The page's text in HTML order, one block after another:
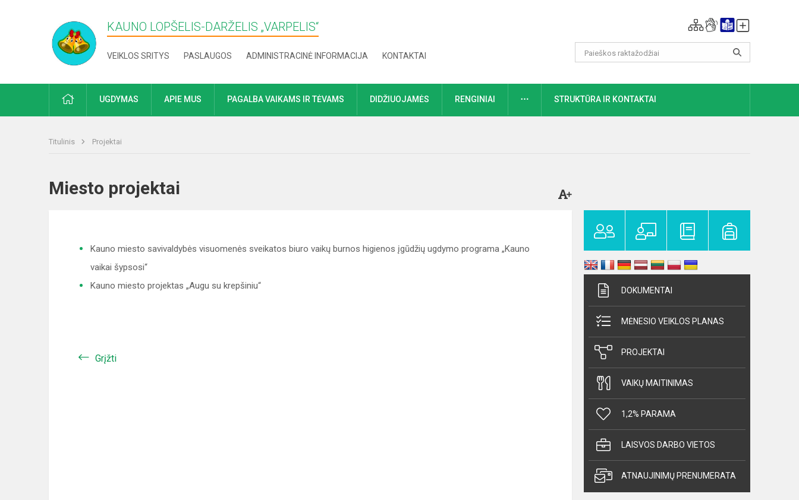
KAUNO LOPŠELIS-DARŽELIS „​VARPELIS“
VEIKLOS SRITYS PASLAUGOS ADMINISTRACINĖ INFORMACIJA KONTAKTAI
PRADŽIAUGDYMAS APIE MUS PAGALBA VAIKAMS IR TĖVAMS DIDŽIUOJAMĖS RENGINIAI DAUGIAUSTRUKTŪRA IR KONTAKTAI
Titulinis Projektai
Miesto projektai
Kauno miesto savivaldybės visuomenės sveikatos biuro vaikų burnos higienos įgūdžių ugdymo programa „Kauno
vaikai šypsosi“
Kauno miesto projektas „Augu su krepšiniu“
Grįžti
DOKUMENTAI
MĖNESIO VEIKLOS PLANAS
PROJEKTAI
VAIKŲ MAITINIMAS
1,2% PARAMA
LAISVOS DARBO VIETOS
ATNAUJINIMŲ PRENUMERATA